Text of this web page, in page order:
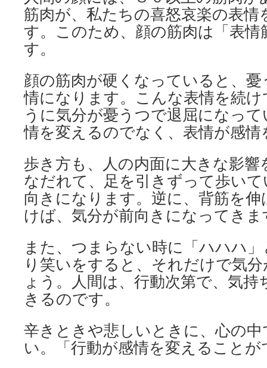
筋肉が、私たちの喜怒哀楽の表
す。このため、顔の筋肉は「表
す。
顔の筋肉が硬くなっていると、
情になります。こんな表情を続
うに気分が憂うつで退屈になっ
情を変えるのでなく、表情が感
歩き方も、人の内面に大きな影
なだれて、足を引きずって歩い
向きになります。逆に、背筋を
けば、気分が前向きになってきま
また、つまらない時に「ハハハ
り笑いをすると、それだけで気
ょう。人間は、行動次第で、気
きるのです。
辛きときや悲しいときに、心の
い。「行動が感情を変えること